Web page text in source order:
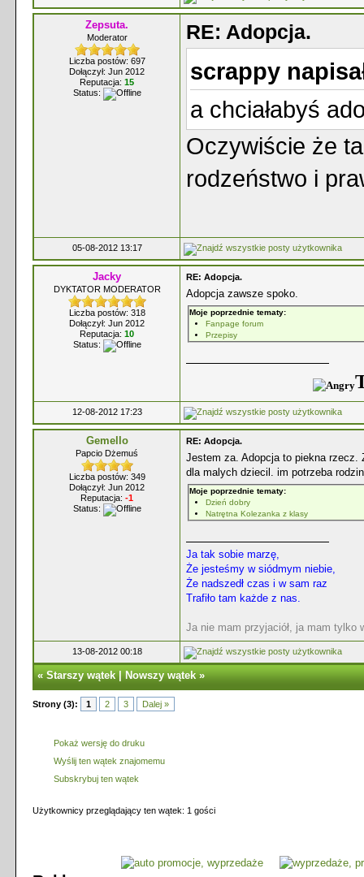
Zepsuta.
Moderator
Liczba postów: 697
Dołączył: Jun 2012
Reputacja: 15
Status:
RE: Adopcja.
scrappy
a chciałabyś
Oczywiście że
rodzeństwo i
05-08-2012 13:17
Jacky
DYKTATOR MODERATOR
Liczba postów: 318
Dołączył: Jun 2012
Reputacja: 10
Status:
RE: Adopcja.
Adopcja zawsze spoko.
Moje poprzednie tematy:
Fanpage forum
Przepisy
12-08-2012 17:23
Gemello
Papcio Dżemuś
Liczba postów: 349
Dołączył: Jun 2012
Reputacja: -1
Status:
RE: Adopcja.
Jestem za. Adopcja to piekna rzecz.
dla malych dziecil. im potrzeba
Moje poprzednie tematy:
Dzień dobry
Natrętna Kolezanka z klasy
Ja tak sobie marzę,
Że jesteśmy w siódmym niebie,
Że nadszedł czas i w sam raz
Trafiło tam każde z nas.
Ja nie mam przyjaciół, ja mam tylko
13-08-2012 00:18
«Starszy wątek|Nowszy wątek»
Strony (3): 1 2 3 Dalej »
Pokaż wersję do druku
Wyślij ten wątek znajomemu
Subskrybuj ten wątek
Użytkownicy przeglądający ten wątek: 1 gości